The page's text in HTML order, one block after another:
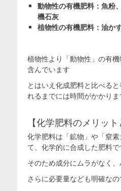
動物性の有機肥料：魚粉
機石灰
植物性の有機肥料：油か
植物性より「動物性」の有
含んでいます
とはいえ化成肥料と比べる
れるまでには時間がかかりま
【化学肥料のメリット
化学肥料は「鉱物」や「窒
て、化学的に合成した肥料で
そのため成分にムラがなく
さらに必要量なども明確な